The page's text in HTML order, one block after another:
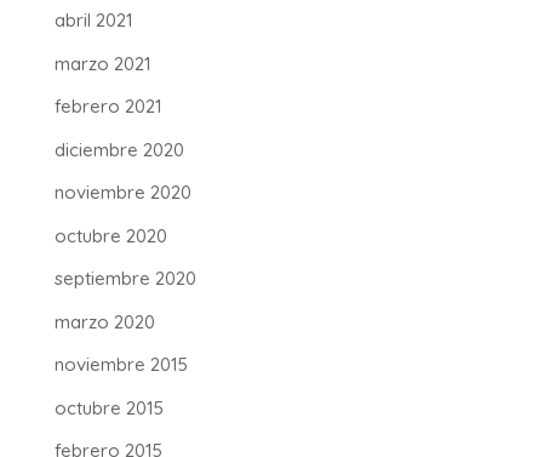
abril 2021
marzo 2021
febrero 2021
diciembre 2020
noviembre 2020
octubre 2020
septiembre 2020
marzo 2020
noviembre 2015
octubre 2015
febrero 2015